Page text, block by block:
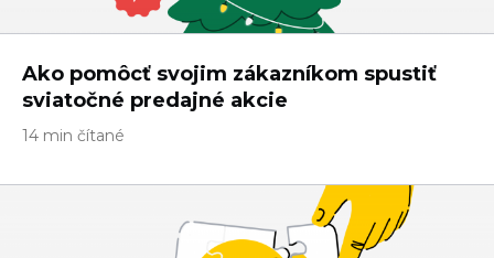
Ako pomôcť svojim zákazníkom spustiť
sviatočné predajné akcie
14 min čítané